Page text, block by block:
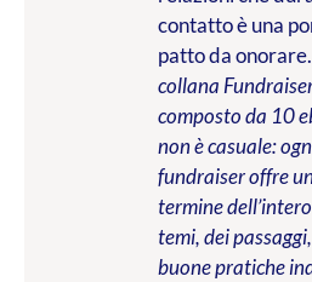
contatto è una
patto da onorare.
collana
composto da 10
non è casuale:
fundraiser offre
termine
temi, dei
buone pratiche